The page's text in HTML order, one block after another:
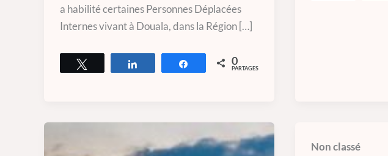
a habilité certaines Personnes Déplacées
Internes vivant à Douala, dans la Région […]
Partagez 0
PARTAGES
Non classé